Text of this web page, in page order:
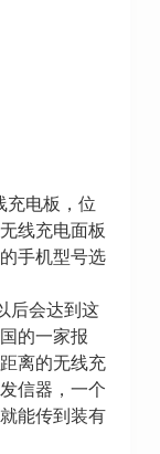
充电板，位
线充电面板
手机型号选
后会达到这
的一家报
离的无线充
信器，一个
能传到装有